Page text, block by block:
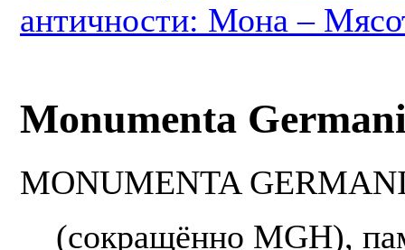
античности: Мона –
Monumenta
MONUMENTA
(сокращённо MGH),